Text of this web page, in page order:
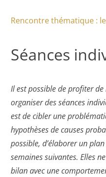
Rencontre thématique :
Séances
Il est possible de profiter
organiser des séances
est de cibler une
hypothèses de causes
possible, d’élaborer un
semaines suivantes. Elles
bilan avec une